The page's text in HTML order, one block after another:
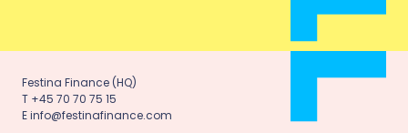
Festina Finance (HQ)
T +45 70 70 75 15
E info@festinafinance.com